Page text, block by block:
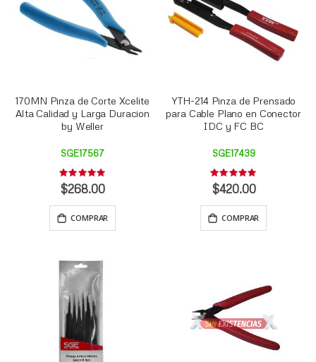
170MN Pinza de Corte Xcelite
Alta Calidad y Larga Duracion
by Weller
SGE17567
Rating:
0%
$268.00
COMPRAR
YTH-214 Pinza de Prensado
para Cable Plano en Conector
IDC y FC BC
SGE17439
Rating:
0%
$420.00
COMPRAR